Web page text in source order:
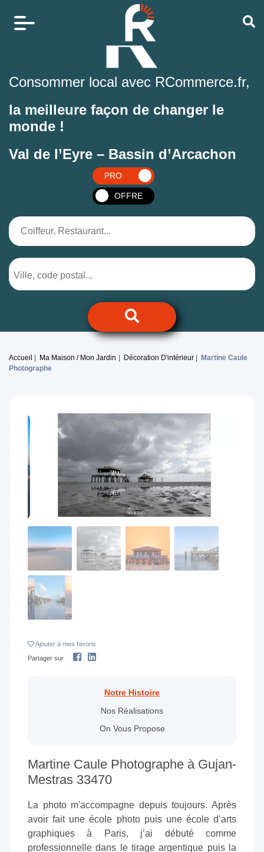
Consommer local avec RCommerce.fr,
la meilleure façon de changer le
monde !
Val de l’Eyre – Bassin d’Arcachon
PRO
OFFRE
Accueil Ma Maison / Mon Jardin Décoration D'intérieur
Martine Caule
Photographe
Previous
Ajouter à mes favoris
Partager sur
Notre Histoire
Nos Réalisations
On Vous Propose
Martine Caule Photographe à Gujan-
Mestras 33470
La photo m'accompagne depuis toujours. Après
avoir fait une école photo puis une école d’arts
graphiques à Paris, j’ai débuté comme
professionnelle dans le tirage argentique puis la